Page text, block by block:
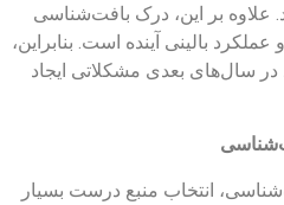
علاوه بر این، درک بافت‌شناسی
بالینی آینده است. بنابراین،
در سال‌های بعدی مشکلاتی ایجاد
انتخاب منبع درست بسیار